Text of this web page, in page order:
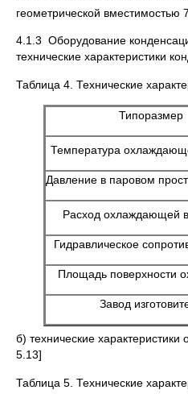
геометрической вместимостью
4.1.3 Оборудование
технические характеристики
Таблица 4. Технические
Типоразмер
Температура
Давление в паровом
Расход охлаждающей
Гидравлическое
Площадь поверхности
Завод
б) технические характеристики
5.13]
Таблица 5. Технические